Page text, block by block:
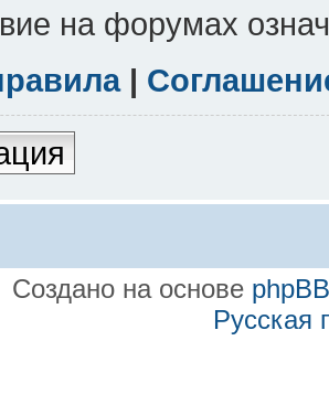
на форумах
|
Создано на основе phpBB
Русская